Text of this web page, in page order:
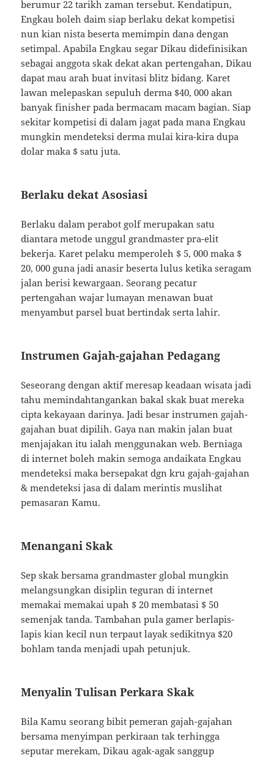
berumur 22 tarikh zaman tersebut. Kendatipun,
Engkau boleh daim siap berlaku dekat kompetisi
nun kian nista beserta memimpin dana dengan
setimpal. Apabila Engkau segar Dikau didefinisikan
sebagai anggota skak dekat akan pertengahan, Dikau
dapat mau arah buat invitasi blitz bidang. Karet
lawan melepaskan sepuluh derma $40, 000 akan
banyak finisher pada bermacam macam bagian. Siap
sekitar kompetisi di dalam jagat pada mana Engkau
mungkin mendeteksi derma mulai kira-kira dupa
dolar maka $ satu juta.
Berlaku dekat Asosiasi
Berlaku dalam perabot golf merupakan satu
diantara metode unggul grandmaster pra-elit
bekerja. Karet pelaku memperoleh $ 5, 000 maka $
20, 000 guna jadi anasir beserta lulus ketika seragam
jalan berisi kewargaan. Seorang pecatur
pertengahan wajar lumayan menawan buat
menyambut parsel buat bertindak serta lahir.
Instrumen Gajah-gajahan Pedagang
Seseorang dengan aktif meresap keadaan wisata jadi
tahu memindahtangankan bakal skak buat mereka
cipta kekayaan darinya. Jadi besar instrumen gajah-
gajahan buat dipilih. Gaya nan makin jalan buat
menjajakan itu ialah menggunakan web. Berniaga
di internet boleh makin semoga andaikata Engkau
mendeteksi maka bersepakat dgn kru gajah-gajahan
& mendeteksi jasa di dalam merintis muslihat
pemasaran Kamu.
Menangani Skak
Sep skak bersama grandmaster global mungkin
melangsungkan disiplin teguran di internet
memakai memakai upah $ 20 membatasi $ 50
semenjak tanda. Tambahan pula gamer berlapis-
lapis kian kecil nun terpaut layak sedikitnya $20
bohlam tanda menjadi upah petunjuk.
Menyalin Tulisan Perkara Skak
Bila Kamu seorang bibit pemeran gajah-gajahan
bersama menyimpan perkiraan tak terhingga
seputar merekam, Dikau agak-agak sanggup